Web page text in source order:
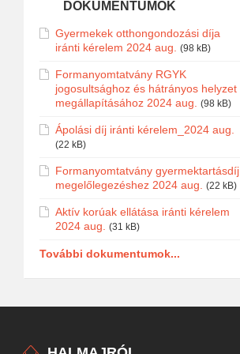
DOKUMENTUMOK
Gyermekek otthongondozási díja
iránti kérelem 2024 aug. (98 kB)
Formanyomtatvány RGYK
jogosultsághoz és hátrányos helyzet
megállapításához 2024 aug. (98 kB)
Ápolási díj iránti kérelem_2024 aug.
(22 kB)
Formanyomtatvány gyermektartásdíj
megelőlegezéshez 2024 aug. (22 kB)
Aktív korúak ellátása iránti kérelem
2024 aug. (31 kB)
További dokumentumok...